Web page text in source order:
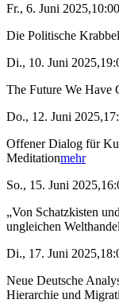
Fr., 6. Juni
Die Politische
Di., 10. Juni
The Future We Have
Do., 12. Juni
Offener Dialog für
Meditationmehr
So., 15. Juni
„Von Schatzkisten
ungleichen
Di., 17. Juni
Neue Deutsche
Hierarchie und